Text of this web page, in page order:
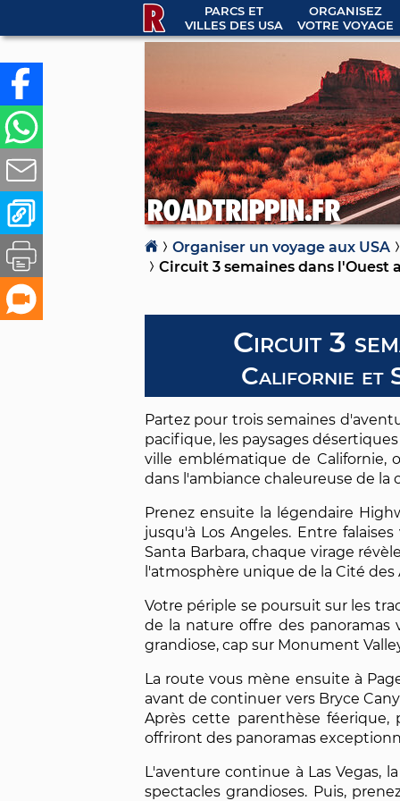
PARCS ET
VILLES DES USA
ORGANISEZ
VOTRE VOYAGE
Organiser un voyage aux USA
Circuit 3 semaines dans l'Ouest
Circuit 3
Californie et
Partez pour trois semaines
pacifique, les paysages
ville emblématique de Californie,
dans l'ambiance chaleureuse de la
Prenez ensuite la légendaire
jusqu'à Los Angeles. Entre
Santa Barbara, chaque virage
l'atmosphère unique de la Cité des
Votre périple se poursuit sur les
de la nature offre des
grandiose, cap sur Monument
La route vous mène ensuite à
avant de continuer vers Bryce
Après cette parenthèse féerique,
offriront des panoramas
L'aventure continue à Las Vegas,
spectacles grandioses. Puis,